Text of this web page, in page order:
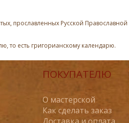
прославленных Русской
то есть григорианскому календарю.
ПОКУПАТЕЛЮ
О мастерской
Как сделать заказ